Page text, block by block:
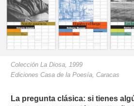
Colección La Diosa, 1999
Ediciones Casa de la Poesía, Caracas
La pregunta clásica: si tienes